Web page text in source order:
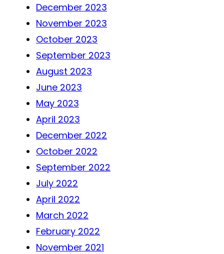
December 2023
November 2023
October 2023
September 2023
August 2023
June 2023
May 2023
April 2023
December 2022
October 2022
September 2022
July 2022
April 2022
March 2022
February 2022
November 2021